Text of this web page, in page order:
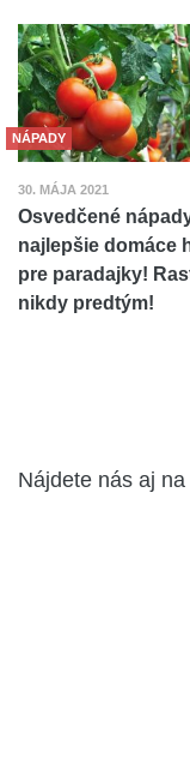
NÁPADY
30. MÁJA 2021
Osvedčené
najlepšie domáce
pre paradajky!
nikdy predtým!
Nájdete nás aj